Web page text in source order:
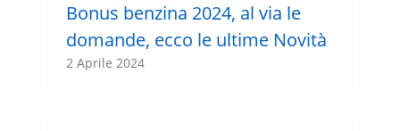
Bonus benzina 2024, al via le
domande, ecco le ultime Novità
2 Aprile 2024